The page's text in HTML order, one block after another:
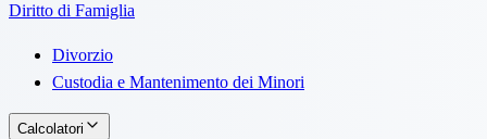
Diritto di Famiglia
Divorzio
Custodia e Mantenimento dei Minori
Calcolatori